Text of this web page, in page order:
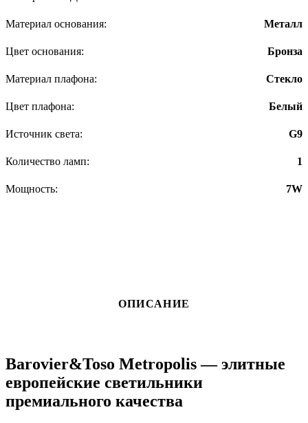
ОПИСАНИЕ
Barovier&Toso Metropolis — элитные
европейские светильники
премиального качества
Материал основания: Металл
Цвет основания: Бронза
Материал плафона: Стекло
Цвет плафона: Белый
Источник света: G9
Количество ламп: 1
Мощность: 7W